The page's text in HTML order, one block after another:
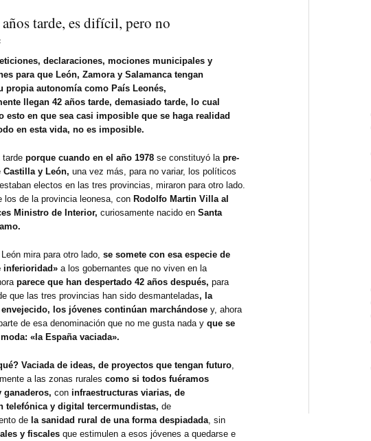
tarde, es difícil, pero no
declaraciones, mociones municipales y
para que León, Zamora y Salamanca tengan
propia autonomía como País Leonés,
llegan 42 años tarde, demasiado tarde, lo cual
esto en que sea casi imposible que se haga realidad
en esta vida, no es imposible.
tarde porque cuando en el año 1978 se constituyó lapre-
Castilla y León, una vez más, para no variar, los políticos
electos en las tres provincias, miraron para otro lado.
los de la provincia leonesa, con Rodolfo Martin Villa al
Ministro de Interior, curiosamente nacido en Santa
mira para otro lado, se somete con esa especie de
inferioridad» a los gobernantes que no viven en la
parece que han despertado 42 años después, para
que las tres provincias han sido desmanteladas, la
los jóvenes continúan marchándose y, ahora
de esa denominación que no me gusta nada y que se
«la España vaciada».
Vaciada de ideas, de proyectos que tengan futuro,
a las zonas rurales como si todos fuéramos
ganaderos, con infraestructuras viarias, de
telefónica y digital tercermundistas, de
de la sanidad rural de una forma despiadada, sin
y fiscales que estimulen a esos jóvenes a quedarse e